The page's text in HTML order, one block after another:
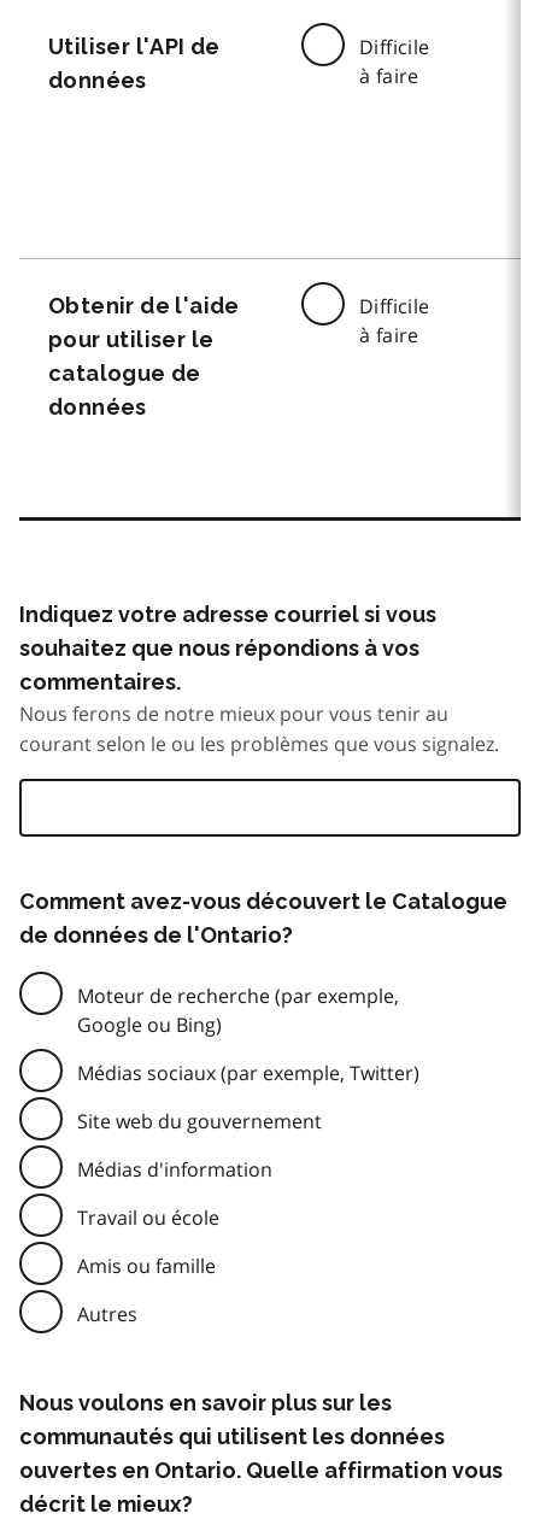
Utiliser l'API de
données
Difficile
à faire
Obtenir de l'aide
pour utiliser le
catalogue de
données
Difficile
à faire
Indiquez votre adresse courriel si vous
souhaitez que nous répondions à vos
commentaires.
Nous ferons de notre mieux pour vous tenir au
courant selon le ou les problèmes que vous signalez.
Comment avez-vous découvert le Catalogue
de données de l'Ontario?
Moteur de recherche (par exemple,
Google ou Bing)
Médias sociaux (par exemple, Twitter)
Site web du gouvernement
Médias d'information
Travail ou école
Amis ou famille
Autres
Nous voulons en savoir plus sur les
communautés qui utilisent les données
ouvertes en Ontario. Quelle affirmation vous
décrit le mieux?